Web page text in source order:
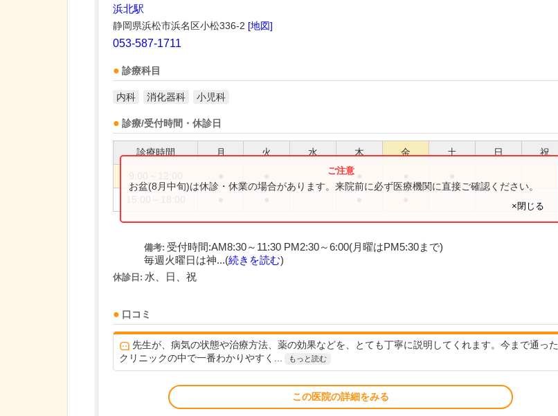
浜北駅
静岡県浜松市浜名区小松336-2 [地図]
053-587-1711
診療科目
内科 消化器科 小児科
診療/受付時間・休診日
診療時間 月 火 水 木 金 土 日 祝
お盆(8月中旬)は休診・休業の場合があります。来院前に必ず医療機関に直接ご確認ください。
×閉じる
備考: 受付時間:AM8:30～11:30 PM2:30～6:00(月曜はPM5:30まで)
毎週火曜日は神...(続きを読む)
休診日: 水、日、祝
口コミ
先生が、病気の状態や治療方法、薬の効果などを、とても丁寧に説明してくれます。今まで通った
クリニックの中で一番わかりやすく...
もっと読む
この医院の詳細をみる